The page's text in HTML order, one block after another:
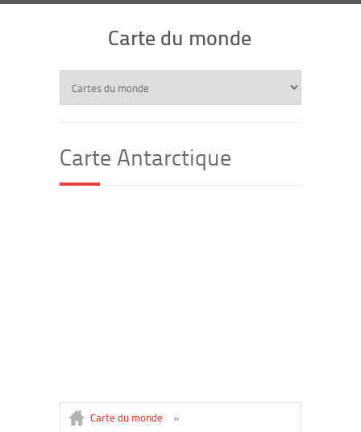
Carte du monde
Carte Antarctique
Carte du monde »